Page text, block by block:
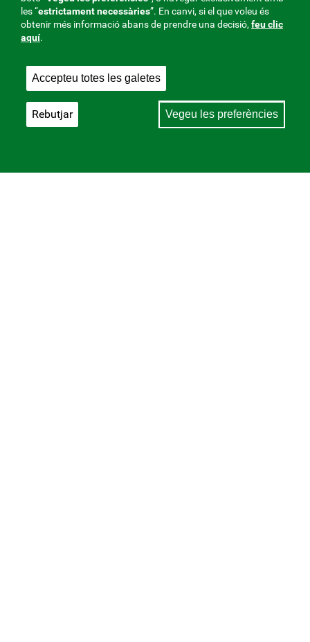
les “estrictamentnecessàries”. En canvi, si el que voleu és
obtenir més informació abans de prendre una decisió, feu clic
aquí.
Accepteu totes les galetes
Vegeu les preferències
Rebutjar